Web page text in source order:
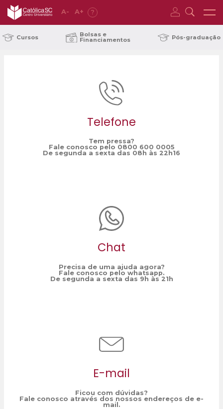
A- A+ ?
Cursos Bolsas e
Financiamentos Pós-graduação
Telefone
Tem pressa?
Fale conosco pelo 0800 600 0005
De segunda a sexta das 08h às 22h16
Chat
Precisa de uma ajuda agora?
Fale conosco pelo whatsapp.
De segunda a sexta das 9h às 21h
E-mail
Ficou com dúvidas?
Fale conosco através dos nossos endereços de e-
mail.